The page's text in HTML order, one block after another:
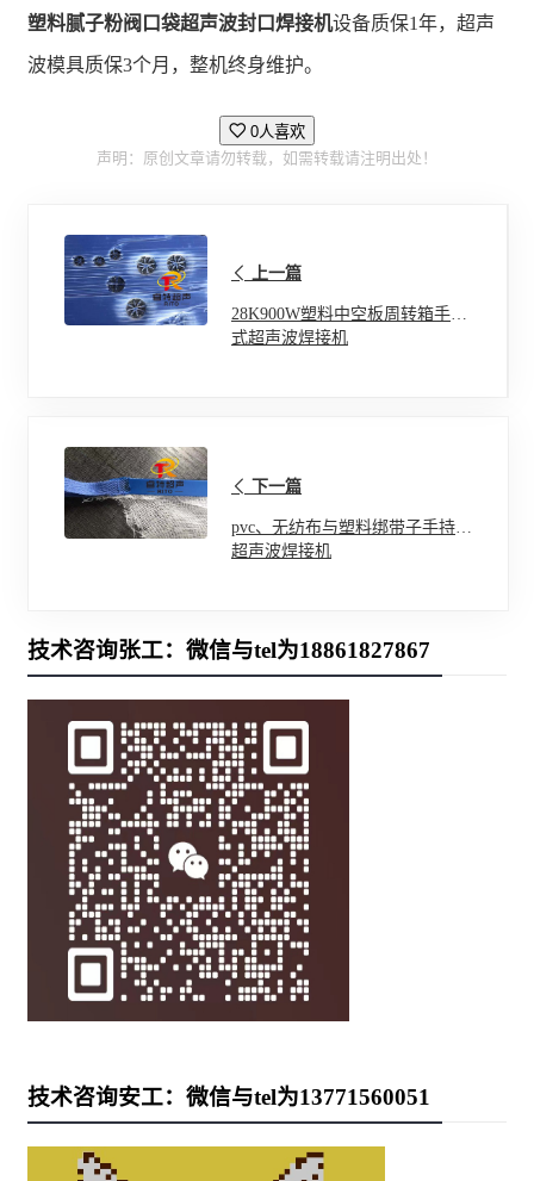
塑料腻子粉阀口袋超声波封口焊接机设备质保1年，超声
波模具质保3个月，整机终身维护。
0人喜欢
声明：原创文章请勿转载，如需转载请注明出处！
上一篇
28K900W塑料中空板周转箱手持
式超声波焊接机
下一篇
pvc、无纺布与塑料绑带子手持式
超声波焊接机
技术咨询张工：微信与tel为18861827867
技术咨询安工：微信与tel为13771560051